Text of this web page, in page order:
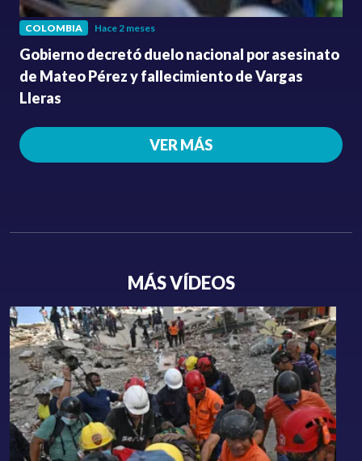
COLOMBIA Hace 2 meses
Gobierno decretó duelo nacional por asesinato
de Mateo Pérez y fallecimiento de Vargas
Lleras
VER MÁS
MÁS VÍDEOS